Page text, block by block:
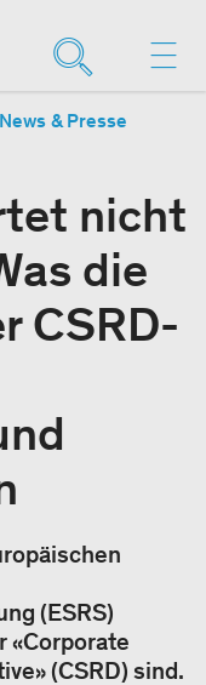
News & Presse
nicht
die
CSRD-
(ESRS)
«Corporate
(CSRD) sind.